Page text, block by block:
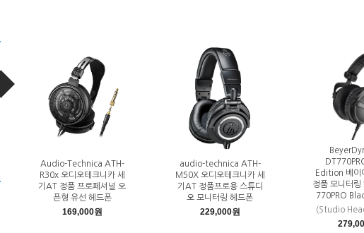
Audio-Technica ATH-
R30x 오디오테크니카 세
기AT 정품 프로페셔널 오
픈형 유선 헤드폰
169,000원
audio-technica ATH-
M50X 오디오테크니카 세
기AT 정품프로용 스튜디
오 모니터링 헤드폰
229,000원
Edition 베이
정품 모니터
770PRO
(Studio